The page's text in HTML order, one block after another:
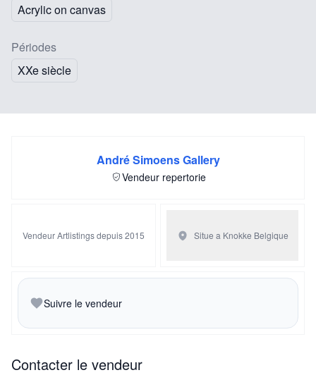
Acrylic on canvas
Périodes
XXe siècle
André Simoens Gallery
Vendeur repertorie
Vendeur Artlistings depuis 2015 Situe a Knokke Belgique
Suivre le vendeur
Contacter le vendeur